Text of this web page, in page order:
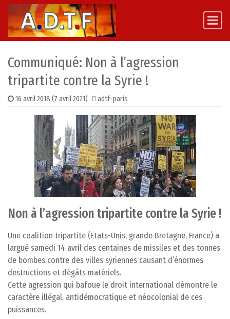
Skip to content
Main Navigation
Communiqué: Non à l’agression
tripartite contre la Syrie !
16 avril 2018 (7 avril 2021) adtf-paris
Non à l’agression tripartite contre la Syrie !
Une coalition tripartite (Etats-Unis, grande Bretagne, France) a
largué samedi 14 avril des centaines de missiles et des tonnes
de bombes contre des villes syriennes causant d’énormes
destructions et dégâts matériels.
Cette agression qui bafoue le droit international démontre le
caractère illégal, antidémocratique et néocolonial de ces
puissances.